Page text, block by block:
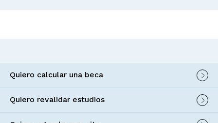
Quiero calcular una beca
Quiero revalidar estudios